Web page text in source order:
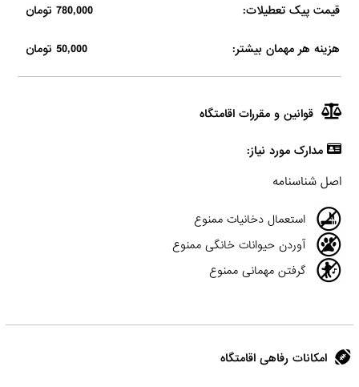
قیمت پیک تعطیلات: 780,000 تومان
هزینه هر مهمان بیشتر: 50,000 تومان
قوانین و مقررات اقامتگاه
مدارک مورد نیاز:
اصل شناسنامه
استعمال دخانیات ممنوع
آوردن حیوانات خانگی ممنوع
گرفتن مهمانی ممنوع
امکانات رفاهی اقامتگاه